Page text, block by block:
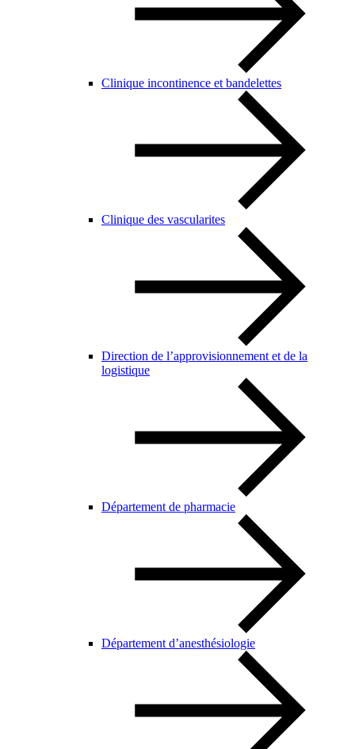
Clinique incontinence et bandelettes
Clinique des vascularites
Direction de l’approvisionnement et de la
logistique
Département de pharmacie
Département d’anesthésiologie